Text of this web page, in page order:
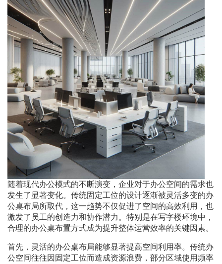
随着现代办公模式的不断演变，企业对于办公空间的需求也
发生了显著变化。传统固定工位的设计逐渐被灵活多变的办
公桌布局所取代，这一趋势不仅促进了空间的高效利用，也
激发了员工的创造力和协作潜力。特别是在写字楼环境中，
合理的办公桌布置方式成为提升整体运营效率的关键因素。
首先，灵活的办公桌布局能够显著提高空间利用率。传统办
公空间往往因固定工位而造成资源浪费，部分区域使用频率